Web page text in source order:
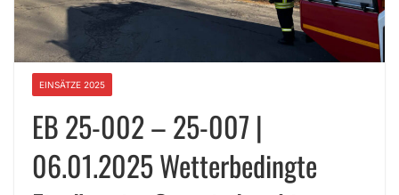
EINSÄTZE 2025
EB 25-002 – 25-007 |
06.01.2025 Wetterbedingte